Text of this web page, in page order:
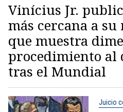
Vinícius Jr.
más cercana a
que muestra
procedimiento al
tras el Mundial
Juicio